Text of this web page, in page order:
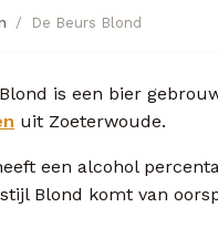
De Beurs Blond
is een bier
uit Zoeterwoude.
een alcohol
Blond komt van